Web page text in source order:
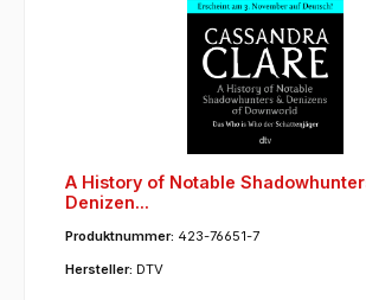
A History of Notable
Denizen...
Produktnummer: 423-76651-7
Hersteller: DTV